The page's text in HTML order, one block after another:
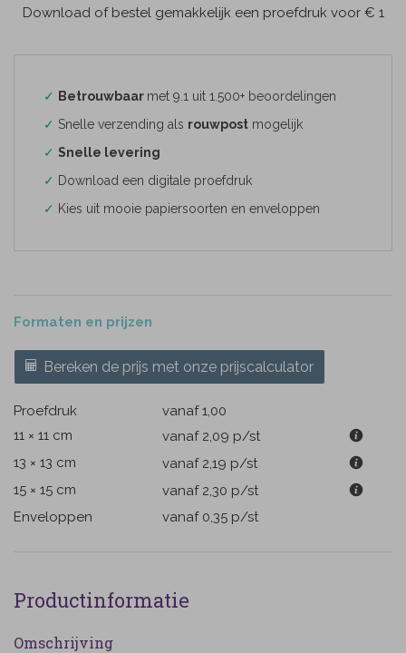
Download of bestel gemakkelijk een proefdruk voor € 1
✓ Betrouwbaar met 9.1 uit 1.500+ beoordelingen
✓ Snelle verzending als rouwpost mogelijk
✓ Snelle levering
✓ Download een digitale proefdruk
✓ Kies uit mooie papiersoorten en enveloppen
Formaten en prijzen
Bereken de prijs met onze prijscalculator
Proefdruk
vanaf 1,00
11 × 11 cm
vanaf 2,09 p/st
13 × 13 cm
vanaf 2,19 p/st
15 × 15 cm
vanaf 2,30 p/st
Enveloppen
vanaf 0,35 p/st
Productinformatie
Omschrijving